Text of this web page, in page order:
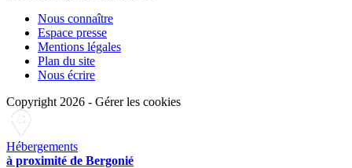
Nous connaître
Espace presse
Mentions légales
Plan du site
Nous écrire
Copyright 2026 - Gérer les cookies
Hébergements
à proximité de Bergonié